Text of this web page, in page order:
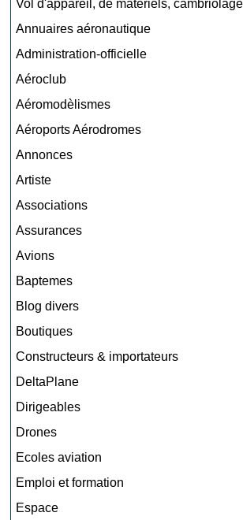
Vol d'appareil, de matériels,
Annuaires aéronautique
Administration-officielle
Aéroclub
Aéromodèlismes
Aéroports Aérodromes
Annonces
Artiste
Associations
Assurances
Avions
Baptemes
Blog divers
Boutiques
Constructeurs & importateurs
DeltaPlane
Dirigeables
Drones
Ecoles aviation
Emploi et formation
Espace